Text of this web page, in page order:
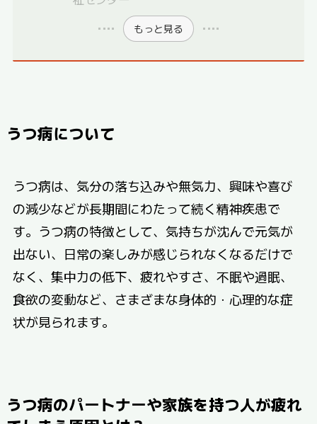
もっと見る
うつ病について
うつ病は、気分の落ち込みや無気力、興味や喜び
の減少などが長期間にわたって続く精神疾患で
す。うつ病の特徴として、気持ちが沈んで元気が
出ない、日常の楽しみが感じられなくなるだけで
なく、集中力の低下、疲れやすさ、不眠や過眠、
食欲の変動など、さまざまな身体的・心理的な症
状が見られます。
うつ病のパートナーや家族を持つ人が疲れ